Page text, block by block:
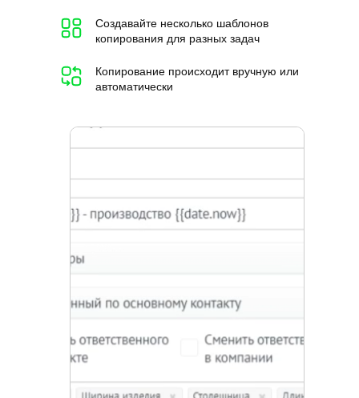
Создавайте несколько шаблонов
копирования для разных задач
Копирование происходит вручную или
автоматически